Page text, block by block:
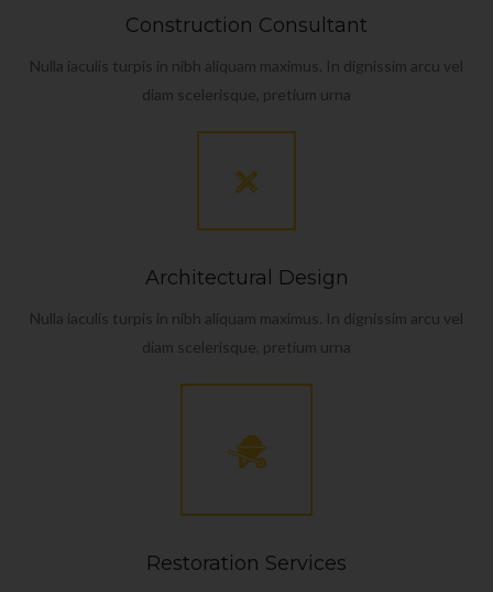
Construction Consultant
Nulla iaculis turpis in nibh aliquam maximus. In dignissim arcu vel
diam scelerisque, pretium urna
Architectural Design
Nulla iaculis turpis in nibh aliquam maximus. In dignissim arcu vel
diam scelerisque, pretium urna
Restoration Services